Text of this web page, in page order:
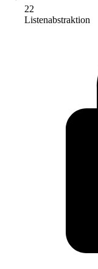
22
Listenabstraktion